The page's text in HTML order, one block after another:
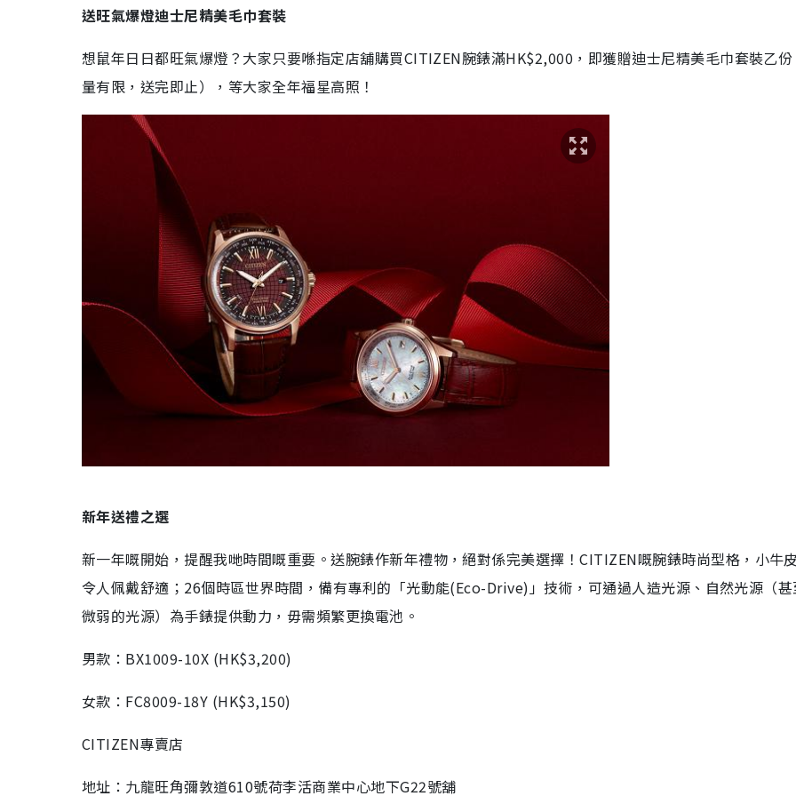
送旺氣爆燈迪士尼精美毛巾套裝
想鼠年日日都旺氣爆燈？大家只要喺指定店舖購買CITIZEN腕錶滿HK$2,000 ，即獲贈迪士尼精美毛巾套裝乙
量有限，送完即止），等大家全年福星高照！
新年送禮之選
新一年嘅開始，提醒我哋時間嘅重要。送腕錶作新年禮物，絕對係完美選擇！CITIZEN嘅腕錶時尚型格，小牛
令人佩戴舒適；26個時區世界時間，備有專利的「光動能(Eco-Drive)」技術，可通過人造光源、自然光源（
微弱的光源）為手錶提供動力，毋需頻繁更換電池。
男款： BX1009-10X (HK$3,200)
女款： FC8009-18Y (HK$3,150)
CITIZEN專賣店
地址：九龍旺角彌敦道610號荷李活商業中心地下G22號舖